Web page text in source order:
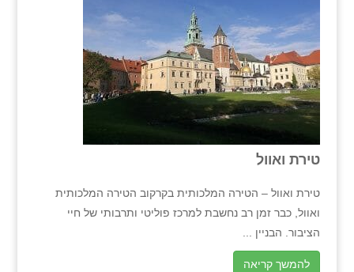
טירת ואוול
טירת ואוול – הטירה המלכותית בקרקוב הטירה המלכותית
ואוול, כבר זמן רב נחשבת למרכז פוליטי ותרבותי של חיי
הציבור. הבניין ...
להמשך קריאה